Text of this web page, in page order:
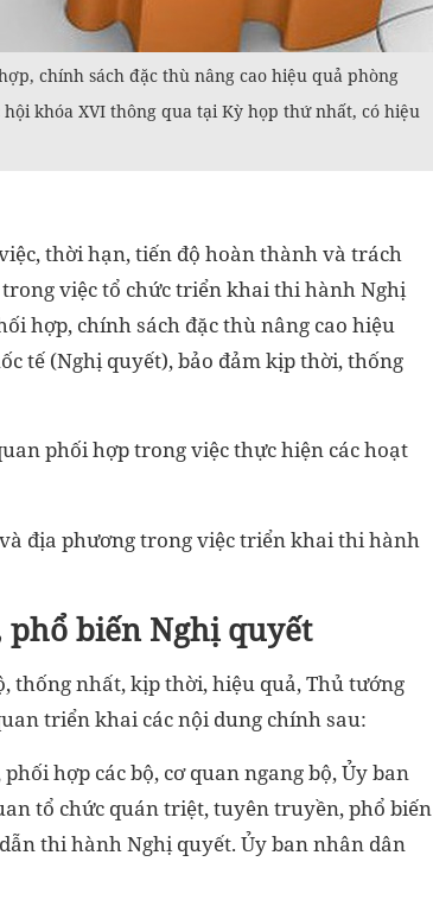
chính sách đặc thù nâng cao hiệu quả phòng
khóa XVI thông qua tại Kỳ họp thứ nhất, có hiệu
thời hạn, tiến độ hoàn thành và trách
việc tổ chức triển khai thi hành Nghị
hợp, chính sách đặc thù nâng cao hiệu
tế (Nghị quyết), bảo đảm kịp thời, thống
phối hợp trong việc thực hiện các hoạt
địa phương trong việc triển khai thi hành
biến Nghị quyết
thống nhất, kịp thời, hiệu quả, Thủ tướng
triển khai các nội dung chính sau:
hợp các bộ, cơ quan ngang bộ, Ủy ban
tổ chức quán triệt, tuyên truyền, phổ biến
thi hành Nghị quyết. Ủy ban nhân dân